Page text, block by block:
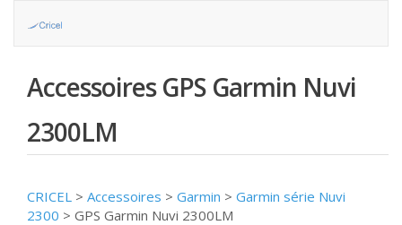
Accessoires GPS Garmin Nuvi
2300LM
CRICEL > Accessoires > Garmin > Garmin série Nuvi
2300 > GPS Garmin Nuvi 2300LM